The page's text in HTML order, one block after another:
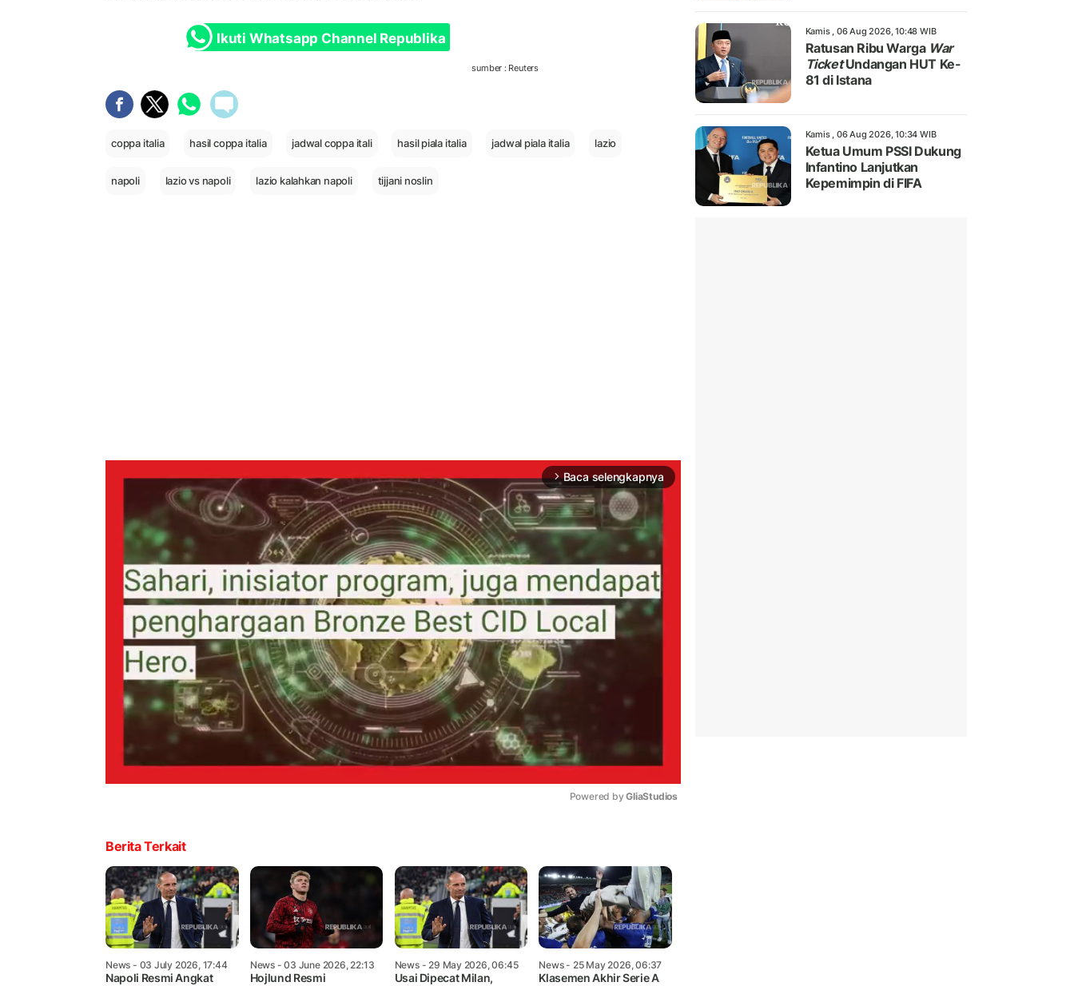
Ikuti Whatsapp Channel Republika
sumber : Reuters
coppa italia hasil coppa italia jadwal coppa itali hasil piala italia jadwal piala italia lazio
napoli lazio vs napoli lazio kalahkan napoli tijjani noslin
arrow_forward_ios Baca selengkapnya
Powered by GliaStudios
Berita Terkait
News - 03 July 2026, 17:44
Napoli Resmi Angkat
News- 03 June 2026, 22:13
Hojlund Resmi
News- 29 May 2026, 06:45
Usai Dipecat Milan,
News- 25 May 2026, 06:37
Klasemen Akhir Serie A
Kamis , 06 Aug 2026, 10:48 WIB
Ratusan Ribu Warga War
TicketUndangan HUT Ke-
81 di Istana
Kamis , 06 Aug 2026, 10:34 WIB
Ketua Umum PSSI Dukung
Infantino Lanjutkan
Kepemimpin di FIFA